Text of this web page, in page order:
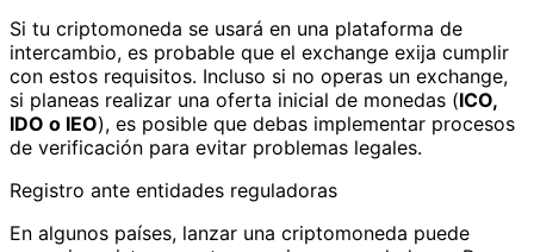
Si tu criptomoneda se usará en una plataforma de
intercambio, es probable que el exchange exija cumplir
con estos requisitos. Incluso si no operas un exchange,
si planeas realizar una oferta inicial de monedas (ICO,
IDO o IEO), es posible que debas implementar procesos
de verificación para evitar problemas legales.
Registro ante entidades reguladoras
En algunos países, lanzar una criptomoneda puede